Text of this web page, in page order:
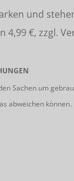
und
€, zzgl.
Sachen um
abweichen können.